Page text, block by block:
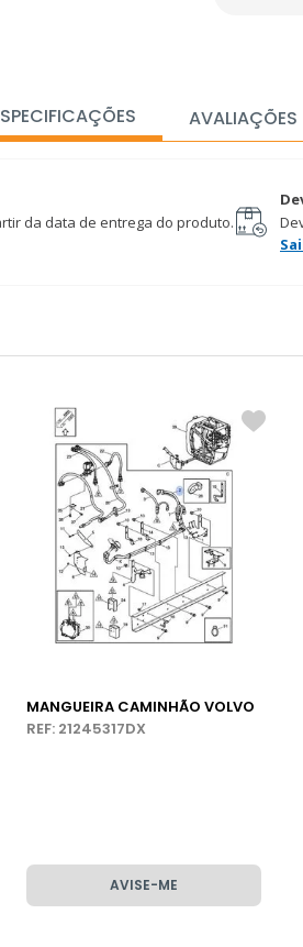
AVALIAÇÕES
da data de entrega do produto.
MANGUEIRA CAMINHÃO VOLVO
REF: 21245317DX
AVISE-ME